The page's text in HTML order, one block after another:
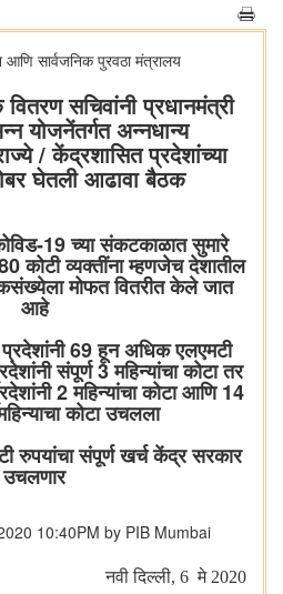
आणि सार्वजनिक पुरवठा मंत्रालय
सचिवांनी प्रधानमंत्री
योजनेंतर्गत अन्नधान्य
/ केंद्रशासित प्रदेशांच्या
घेतली आढावा बैठक
19 च्या संकटकाळात सुमारे
कोटी व्यक्तींना म्हणजेच देशातील
मोफत वितरीत केले जात
आहे
69 हून अधिक एलएमटी
संपूर्ण 3 महिन्यांचा कोटा तर
2 महिन्यांचा कोटा आणि 14
कोटा उचलला
रुपयांचा संपूर्ण खर्च केंद्र सरकार
उचलणार
2020 10:40PM by PIB Mumbai
नवी दिल्ली, 6 मे 2020